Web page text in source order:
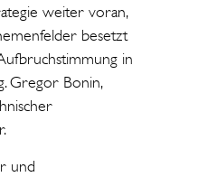
weiter voran,
besetzt
in
Gregor Bonin,
und